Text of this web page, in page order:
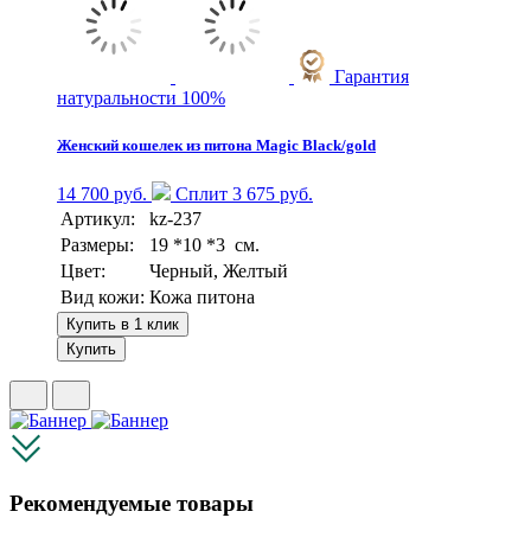
Гарантия
натуральности 100%
Женский кошелек из питона Magic Black/gold
14 700 руб.
Сплит 3 675 руб.
Артикул:
kz-237
Размеры:
19 *10 *3 см.
Цвет:
Черный, Желтый
Вид кожи: Кожа питона
Купить в 1 клик
Купить
Рекомендуемые товары